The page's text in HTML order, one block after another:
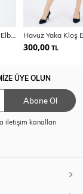
300,00 TL
ÜYE OLUN
Abone Ol
iletişim kanalları